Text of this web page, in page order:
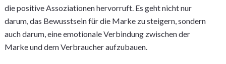
die positive Assoziationen hervorruft. Es geht nicht nur
darum, das Bewusstsein für die Marke zu steigern, sondern
auch darum, eine emotionale Verbindung zwischen der
Marke und dem Verbraucher aufzubauen.